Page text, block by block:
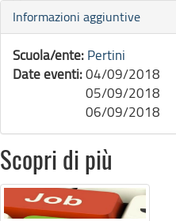
Nascondi
Informazioni aggiuntive
Scuola/ente: Pertini
Date eventi:04/09/2018
05/09/2018
06/09/2018
Scopri di più